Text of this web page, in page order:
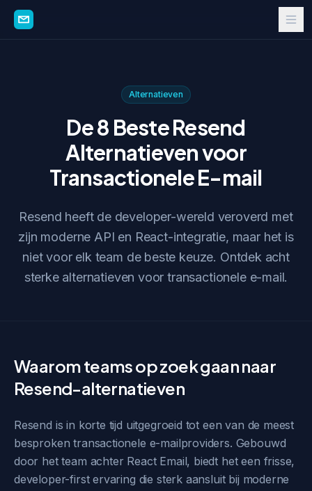
Alternatieven
De 8 Beste Resend
Alternatieven voor
Transactionele E-mail
Resend heeft de developer-wereld veroverd met
zijn moderne API en React-integratie, maar het is
niet voor elk team de beste keuze. Ontdek acht
sterke alternatieven voor transactionele e-mail.
Waarom teams op zoek gaan naar
Resend-alternatieven
Resend is in korte tijd uitgegroeid tot een van de meest
besproken transactionele e-mailproviders. Gebouwd
door het team achter React Email, biedt het een frisse,
developer-first ervaring die sterk aansluit bij moderne